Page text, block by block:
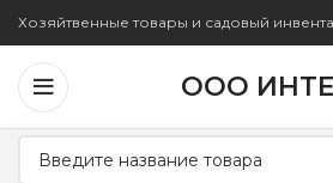
Хозяйтвенные товары и садовый
ООО